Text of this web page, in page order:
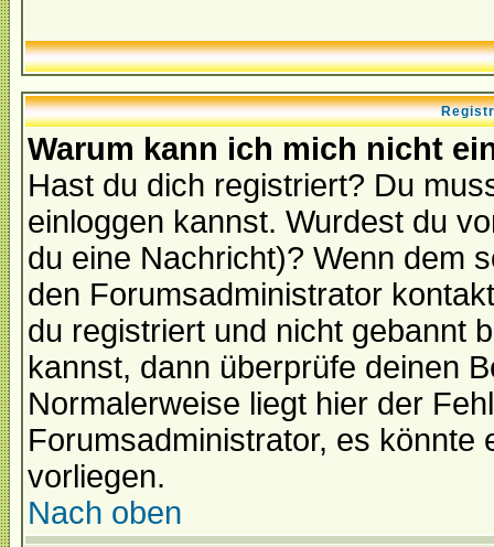
Warum kann ich mich nicht
Hast du dich registriert? Du
einloggen kannst. Wurdest du
du eine Nachricht)? Wenn dem
den Forumsadministrator
du registriert und nicht gebannt
kannst, dann überprüfe deinen
Normalerweise liegt hier der
Forumsadministrator, es könnte
vorliegen.
Nach oben